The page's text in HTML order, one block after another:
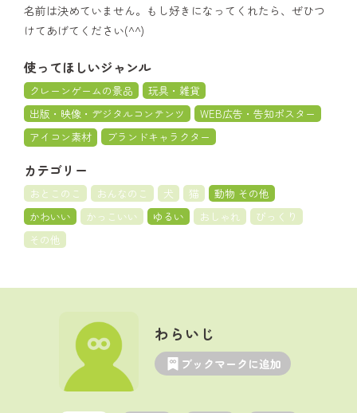
名前は決めていません。もし好きになってくれたら、ぜひつ
けてあげてください(^^)
使ってほしいジャンル
クレーンゲームの景品
玩具・雑貨
出版・映像・デジタルコンテンツ
WEB広告・告知ポスター
アイコン素材
ブランドキャラクター
カテゴリー
おとこのこ おんなのこ 犬 猫
動物 その他
かわいい
かっこいい ゆるい おしゃれ
びっくり
その他
わらいじ
ブックマークに追加